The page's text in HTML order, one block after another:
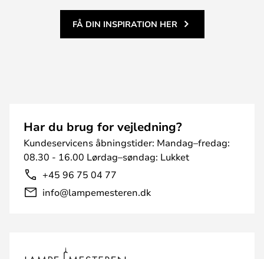
FÅ DIN INSPIRATION HER
Har du brug for vejledning?
Kundeservicens åbningstider: Mandag–fredag:
08.30 - 16.00 Lørdag–søndag: Lukket
+45 96 75 04 77
info@lampemesteren.dk